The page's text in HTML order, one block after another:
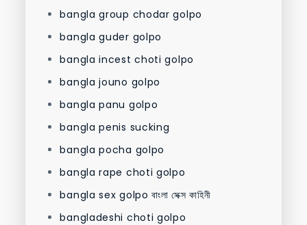
bangla group chodar golpo
bangla guder golpo
bangla incest choti golpo
bangla jouno golpo
bangla panu golpo
bangla penis sucking
bangla pocha golpo
bangla rape choti golpo
bangla sex golpo বাংলা সেক্স কাহিনী
bangladeshi choti golpo